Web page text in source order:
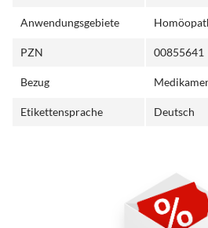
Anwendungsgebiete
PZN 00855641
Bezug
Etikettensprache Deutsch